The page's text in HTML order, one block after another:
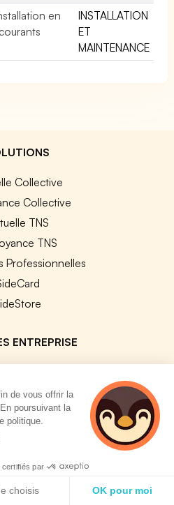
en
INSTALLATION
ET
MAINTENANCE
Collective
Collective
TNS
TNS
Professionnelles
ENTREPRISE
vos contrats
contrat collectif
de conformité
de vos contrats
de vous offrir la
poursuivant la
politique.
certifiés par
choisis OK pour moi
3 personnes
consultent
actuellement cette